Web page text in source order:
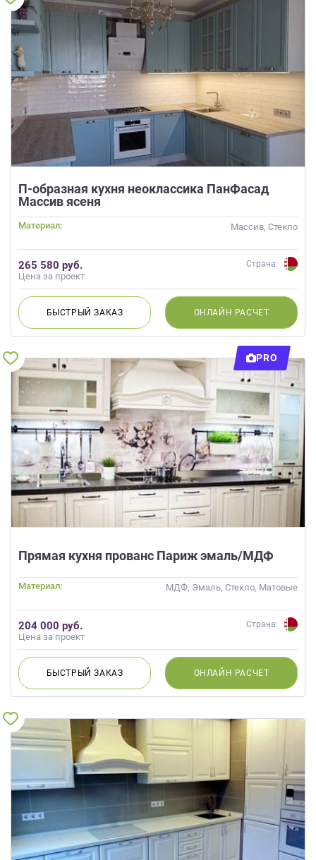
П-образная кухня неоклассика ПанФасад
Массив ясеня
Материал: Массив, Стекло
265 580 руб.
Цена за проект
Страна:
БЫСТРЫЙЗАКАЗ ОНЛАЙН РАСЧЕТ
PRO
Прямая кухня прованс Париж эмаль/МДФ
Материал: МДФ, Эмаль, Стекло, Матовые
204 000 руб.
Цена за проект
Страна:
БЫСТРЫЙЗАКАЗ ОНЛАЙН РАСЧЕТ